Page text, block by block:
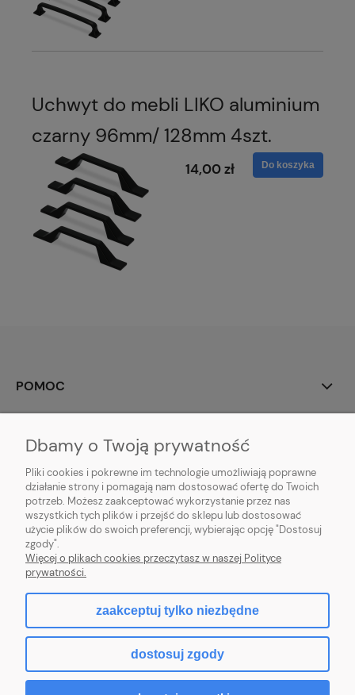
Uchwyt do mebli LIKO aluminium
czarny 96mm/ 128mm 4szt.
14,00 zł Do koszyka
POMOC
PŁATNOŚCI I DOSTAWA
INFORMACJE
O NAS
Sklep internetowy Shoper.pl
Dbamy o Twoją prywatność
Pliki cookies i pokrewne im technologie umożliwiają poprawne
działanie strony i pomagają nam dostosować ofertę do Twoich
potrzeb. Możesz zaakceptować wykorzystanie przez nas
wszystkich tych plików i przejść do sklepu lub dostosować
użycie plików do swoich preferencji, wybierając opcję "Dostosuj
zgody".
Więcej o plikach cookies przeczytasz w naszej Polityce
prywatności.
zaakceptuj tylko niezbędne
dostosuj zgody